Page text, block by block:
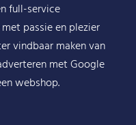
full-service
passie en plezier
vindbaar maken van
met Google
webshop.